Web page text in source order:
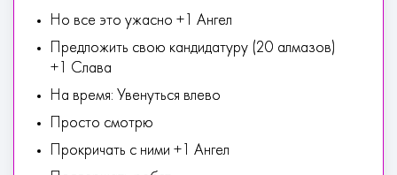
Но все это ужасно +1 Ангел
Предложить свою кандидатуру (20 алмазов)
+1 Слава
На время: Увенуться влево
Просто смотрю
Прокричать с ними +1 Ангел